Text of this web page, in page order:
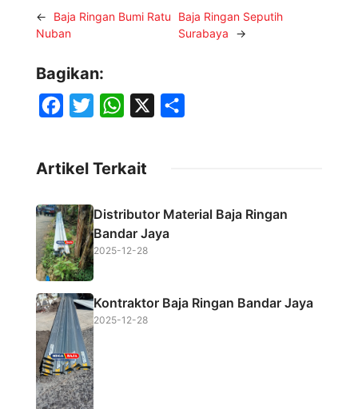
←
Baja Ringan Bumi Ratu
Nuban
Baja Ringan Seputih
Surabaya
→
Bagikan:
e
b
o
o
k
t
e
r
t
A
p
Artikel Terkait
Distributor Material Baja Ringan
Bandar Jaya
2025-12-28
Kontraktor Baja Ringan Bandar Jaya
2025-12-28